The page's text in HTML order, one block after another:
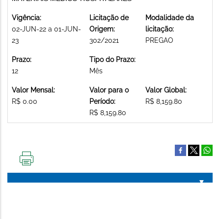
Vigência:
02-JUN-22 a 01-JUN-
23
Licitação de
Origem:
302/2021
Modalidade da
licitação:
PREGAO
Prazo:
12
Tipo do Prazo:
Mês
Valor Mensal:
R$ 0.00
Valor para o
Período:
R$ 8,159.80
Valor Global:
R$ 8,159.80
PÁGINA